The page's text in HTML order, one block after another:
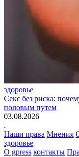
здоровье
Секс без риска:
половым путем
03.08.2026
.
Наши права Мнения
здоровье
О gpress контакты